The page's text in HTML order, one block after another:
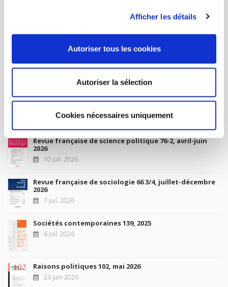
Afficher les détails
Autoriser tous les cookies
Autoriser la sélection
Cookies nécessaires uniquement
Future Releases
4 sept. 2026
New Releases
Revue française de science politique 76-2, avril-juin
2026
10 juil. 2026
Revue française de sociologie 66 3/4, juillet-décembre
2026
7 juil. 2026
Sociétés contemporaines 139, 2025
6 juil. 2026
Raisons politiques 102, mai 2026
23 juin 2026